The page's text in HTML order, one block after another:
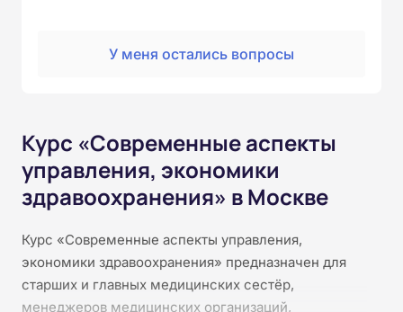
У меня остались вопросы
Курс «Современные аспекты
управления, экономики
здравоохранения» в Москве
Курс «Современные аспекты управления,
экономики здравоохранения» предназначен для
старших и главных медицинских сестёр,
менеджеров медицинских организаций,